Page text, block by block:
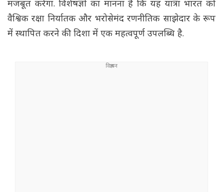
मजबूत करेगा. विशेषज्ञों का मानना है कि यह यात्रा भारत को
वैश्विक रक्षा निर्यातक और भरोसेमंद रणनीतिक साझेदार के रूप
में स्थापित करने की दिशा में एक महत्वपूर्ण उपलब्धि है.